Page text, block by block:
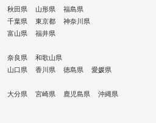
秋田県 山形県
福島県
千葉県 東京都
神奈川県
富山県
福井県
奈良県
和歌山県
山口県 香川県 徳島県
愛媛県
大分県 宮崎県 鹿児島県 沖縄県